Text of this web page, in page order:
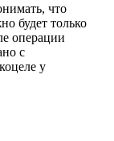
что
будет только
операции
с
у